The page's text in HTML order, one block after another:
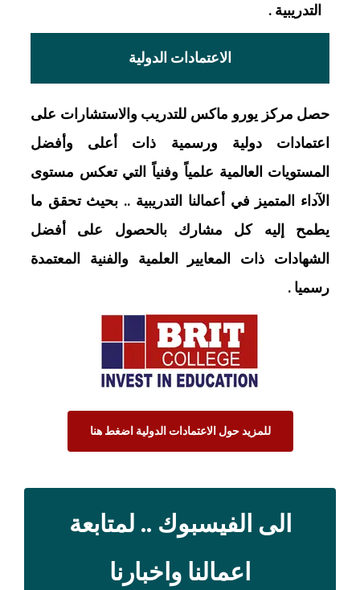
التدريبية .
الاعتمادات الدولية
حصل مركز يورو ماكس للتدريب والاستشارات على
اعتمادات دولية ورسمية ذات أعلى وأفضل
المستويات العالمية علمياً وفنياً التي تعكس مستوى
الآداء المتميز في أعمالنا التدريبية .. بحيث تحقق ما
يطمح إليه كل مشارك بالحصول على أفضل
الشهادات ذات المعايير العلمية والفنية المعتمدة
رسميا .
للمزيد حول الاعتمادات الدولية اضغط هنا
الى الفيسبوك .. لمتابعة
اعمالنا واخبارنا